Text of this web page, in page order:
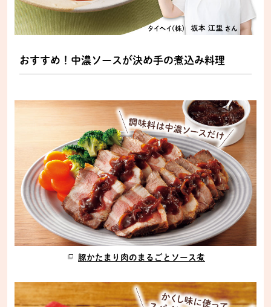
おすすめ！中濃ソースが決め手の煮込み料理
豚かたまり肉のまるごとソース煮